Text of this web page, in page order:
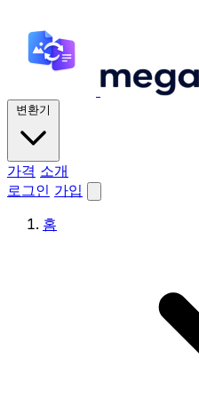
변환기
가격 소개
로그인 가입
홈